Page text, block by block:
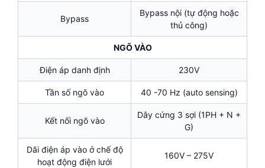
Bypass
Bypass nội (tự động hoặc
thủ công)
NGÕ VÀO
Điện áp danh định 230V
Tần số ngõ vào 40 -70 Hz (auto sensing)
Kết nối ngõ vào
Dây cứng 3 sợi (1PH + N +
G)
Dãi điện áp vào ở chế độ
hoạt động điện lưới
160V – 275V